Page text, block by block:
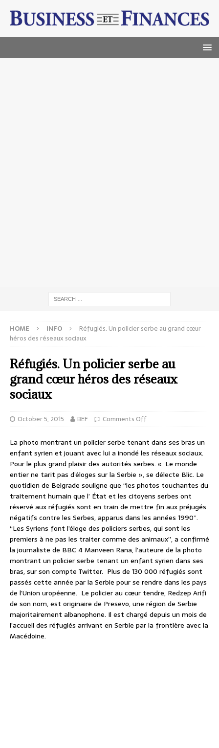
HOME INFO
Réfugiés. Un policier serbe au grand cœur
héros des réseaux sociaux
Réfugiés. Un policier serbe au
grand cœur héros des réseaux
sociaux
October 5, 2015 BEF Comments Off
La photo montrant un policier serbe tenant dans ses bras un
enfant syrien et jouant avec lui a inondé les réseaux sociaux.
Pour le plus grand plaisir des autorités serbes. « Le monde
entier ne tarit pas d’éloges sur la Serbie », se délecte Blic. Le
quotidien de Belgrade souligne que “les photos touchantes du
traitement humain que l’ État et les citoyens serbes ont
réservé aux réfugiés sont en train de mettre fin aux préjugés
négatifs contre les Serbes, apparus dans les années 1990”.
“Les Syriens font l’éloge des policiers serbes, qui sont les
premiers à ne pas les traiter comme des animaux”, a confirmé
la journaliste de BBC 4 Manveen Rana, l’auteure de la photo
montrant un policier serbe tenant un enfant syrien dans ses
bras, sur son compte Twitter. Plus de 130 000 réfugiés sont
passés cette année par la Serbie pour se rendre dans les pays
de l’Union uropéenne. Le policier au cœur tendre, Redzep Arifi
de son nom, est originaire de Presevo, une région de Serbie
majoritairement albanophone. Il est chargé depuis un mois de
l’accueil des réfugiés arrivant en Serbie par la frontière avec la
Macédoine.